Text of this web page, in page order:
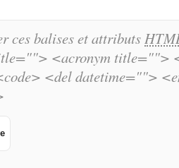
ces balises et attributs
<acronym title="">
<del datetime="">